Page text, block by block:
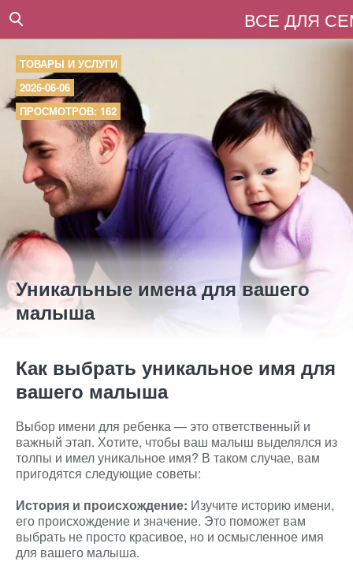
ВСЕ ДЛЯ
ТОВАРЫ И УСЛУГИ
2026-06-06
ПРОСМОТРОВ: 162
Уникальные имена для вашего
малыша
Как выбрать уникальное имя для
вашего малыша
Выбор имени для ребенка — это ответственный и
важный этап. Хотите, чтобы ваш малыш выделялся из
толпы и имел уникальное имя? В таком случае, вам
пригодятся следующие советы:
История и происхождение: Изучите историю имени,
его происхождение и значение. Это поможет вам
выбрать не просто красивое, но и осмысленное имя
для вашего малыша.